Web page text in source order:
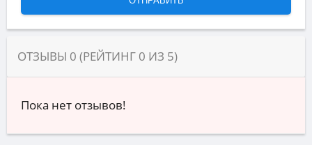
ОТЗЫВЫ 0 (РЕЙТИНГ 0 ИЗ 5)
Пока нет отзывов!